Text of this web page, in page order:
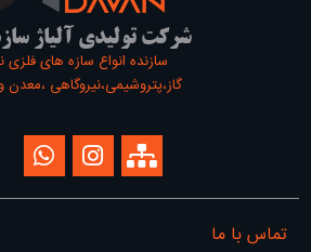
شرکت تولیدی آلیاژ
سازنده انواع سازه های
گاز،پتروشیمی،نیروگاهی
تماس با ما